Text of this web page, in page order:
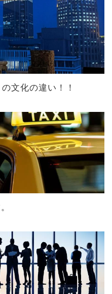
文化の違い！！